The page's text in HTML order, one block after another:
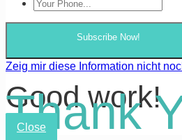
Subscribe Now!
Zeig mir diese Information nicht
Good work!
Thank
Close